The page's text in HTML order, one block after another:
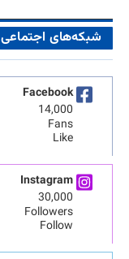
شبکه‌های اجتماعی
Facebook
14,000
Fans
Like
Instagram
30,000
Followers
Follow